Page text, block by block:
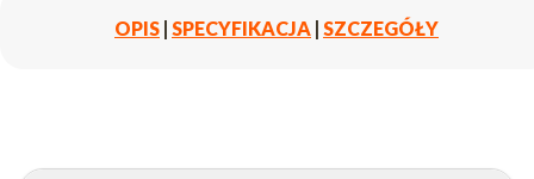
OPIS SPECYFIKACJA SZCZEGÓŁY